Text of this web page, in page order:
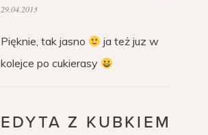
29.04.2013
Pięknie, tak jasno
ja też juz w
kolejce po cukierasy
EDYTA Z KUBKIEM